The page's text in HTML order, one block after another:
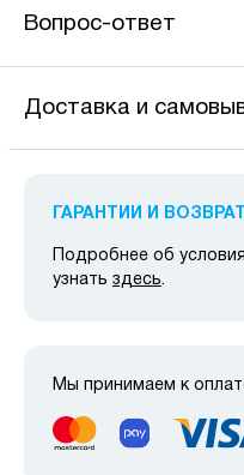
Вопрос-ответ
Доставка и
ГАРАНТИИ И ВОЗВРАТ
Подробнее об
узнать здесь.
Мы принимаем к